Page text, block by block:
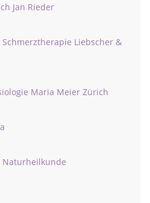
Jan Rieder
Liebscher &
Maria Meier Zürich